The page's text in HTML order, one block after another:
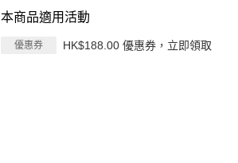
本商品適用活動
優惠券 HK$188.00 優惠券，立即領取